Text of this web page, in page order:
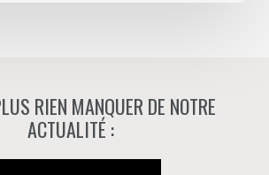
RIEN MANQUER DE NOTRE
ACTUALITÉ :